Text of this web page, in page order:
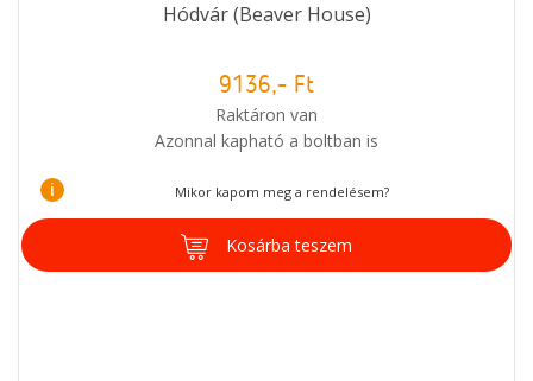
Hódvár (Beaver House)
9136,- Ft
Raktáron van
Azonnal kapható a boltban is
i Mikor kapom meg a rendelésem?
Kosárba teszem